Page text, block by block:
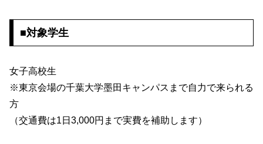
■対象学生
女子高校生
※東京会場の千葉大学墨田キャンパスまで自力で来られる
方
（交通費は1日3,000円まで実費を補助します）